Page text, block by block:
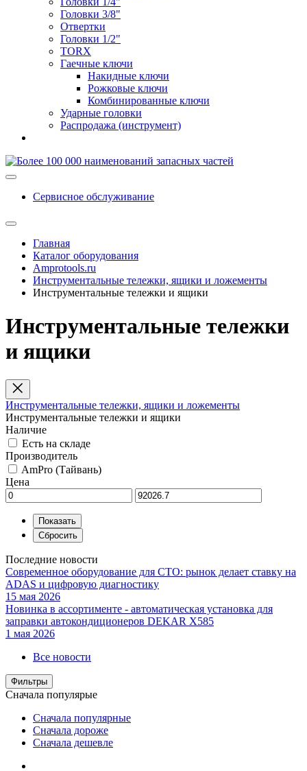
Головки 3/8"
Отвертки
Головки 1/2"
TORX
Гаечные ключи
Накидные ключи
Рожковые ключи
Комбинированные ключи
Ударные головки
Распродажа (инструмент)
Сервисное обслуживание
Главная
Каталог оборудования
Amprotools.ru
Инструментальные тележки, ящики и ложементы
Инструментальные тележки и ящики
Инструментальные тележки
и ящики
Инструментальные тележки, ящики и ложементы
Инструментальные тележки и ящики
Наличие
Есть на складе
Производитель
AmPro (Тайвань)
Цена
Последние новости
Современное оборудование для СТО: рынок делает ставку на
ADAS и цифровую диагностику
15 мая 2026
Новинка в ассортименте - автоматическая установка для
заправки автокондиционеров DEKAR X585
1 мая 2026
Все новости
Фильтры
Сначала популярые
Сначала популярные
Сначала дороже
Сначала дешевле